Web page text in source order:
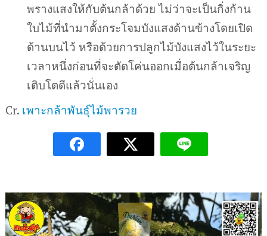
พรางแสงให้กับต้นกล้าด้วย ไม่ว่าจะเป็นกิ่งก้าน
ใบไม้ที่นำมาตั้งกระโจมบังแสงด้านข้างโดยเปิด
ด้านบนไว้ หรือด้วยการปลูกไม้บังแสงไว้ในระยะ
เวลาหนึ่งก่อนที่จะตัดโค่นออกเมื่อต้นกล้าเจริญ
เติบโตดีแล้วนั่นเอง
Cr. เพาะกล้าพันธุ์ไม้พารวย